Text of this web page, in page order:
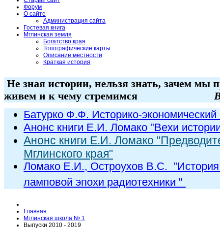
Форум
О сайте
Администрация сайта
Гостевая книга
Мглинская земля
Богатство края
Топографические карты
Описание местности
Краткая история
Не зная истории, нельзя знать, зачем мы
живем и к чему стремимся
Батурко Ф.Ф. Историко-экономический
Анонс книги Е.И. Ломако "Вехи
Анонс книги Е.И. Ломако
Мглинского края"
Ломако Е.И., Остроухов В.С. "
ламповой эпохи радиотехники "
Главная
Мглинская школа № 1
Выпуски 2010 - 2019